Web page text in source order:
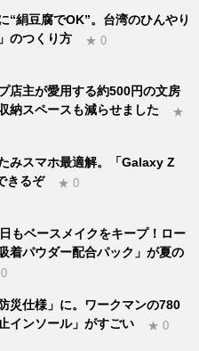
“絹豆腐でOK”。台湾のひんやり
のつくり方
★ 0
店主が愛用する約500円の文房
納スペースも減らせました
★
みスマホ最適解。「Galaxy Z
きるぞ
★ 0
もベースメイクをキープ！ロー
着パウダー配合パック」が夏の
災仕様」に。ワークマンの780
インソール」がすごい
★ 0